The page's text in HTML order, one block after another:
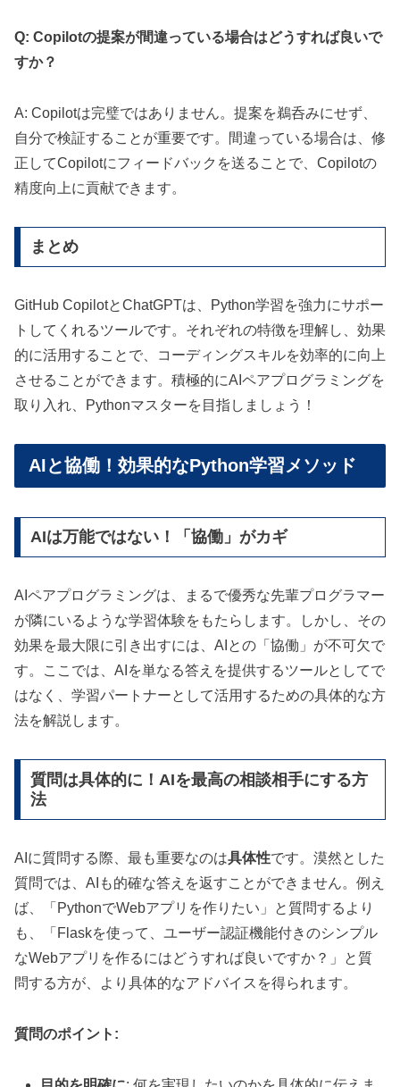
Q: Copilotの提案が間違っている場合はどうすれば良いで
すか？
A: Copilotは完璧ではありません。提案を鵜呑みにせず、
自分で検証することが重要です。間違っている場合は、修
正してCopilotにフィードバックを送ることで、Copilotの
精度向上に貢献できます。
まとめ
GitHub CopilotとChatGPTは、Python学習を強力にサポー
トしてくれるツールです。それぞれの特徴を理解し、効果
的に活用することで、コーディングスキルを効率的に向上
させることができます。積極的にAIペアプログラミングを
取り入れ、Pythonマスターを目指しましょう！
AIと協働！効果的なPython学習メソッド
AIは万能ではない！「協働」がカギ
AIペアプログラミングは、まるで優秀な先輩プログラマー
が隣にいるような学習体験をもたらします。しかし、その
効果を最大限に引き出すには、AIとの「協働」が不可欠で
す。ここでは、AIを単なる答えを提供するツールとしてで
はなく、学習パートナーとして活用するための具体的な方
法を解説します。
質問は具体的に！AIを最高の相談相手にする方
法
AIに質問する際、最も重要なのは具体性です。漠然とした
質問では、AIも的確な答えを返すことができません。例え
ば、「PythonでWebアプリを作りたい」と質問するより
も、「Flaskを使って、ユーザー認証機能付きのシンプル
なWebアプリを作るにはどうすれば良いですか？」と質
問する方が、より具体的なアドバイスを得られます。
質問のポイント: